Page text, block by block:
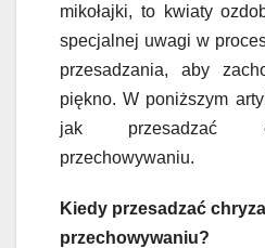
mikołajki, to kwiaty
specjalnej uwagi w
przesadzania, aby
piękno. W poniższym
jak przesadzać
przechowywaniu.
Kiedy przesadzać
przechowywaniu?